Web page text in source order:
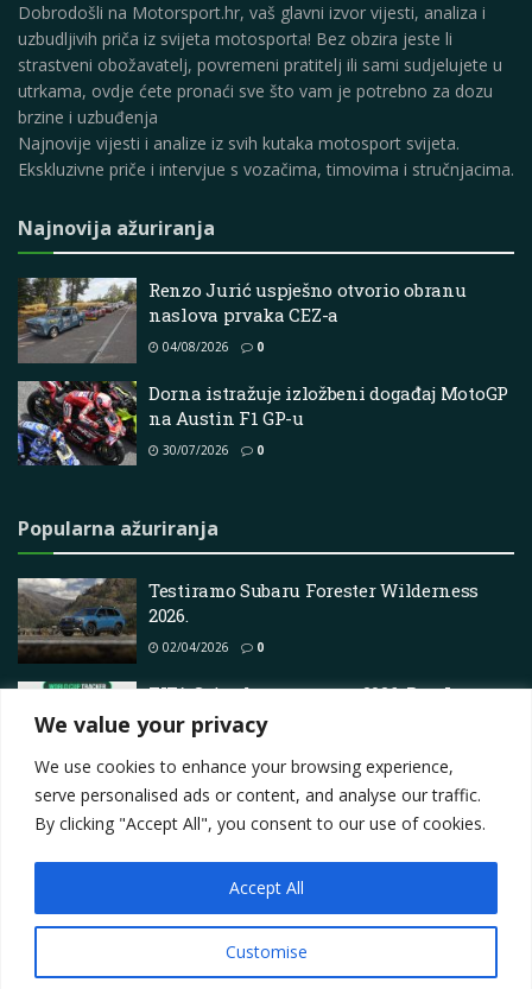
We value your privacy
We use cookies to enhance your browsing experience,
serve personalised ads or content, and analyse our traffic.
By clicking "Accept All", you consent to our use of cookies.
Customise
Accept All
Dobrodošli na Motorsport.hr, vaš glavni izvor vijesti, analiza i
uzbudljivih priča iz svijeta motosporta! Bez obzira jeste li
strastveni obožavatelj, povremeni pratitelj ili sami sudjelujete u
utrkama, ovdje ćete pronaći sve što vam je potrebno za dozu
brzine i uzbuđenja
Najnovije vijesti i analize iz svih kutaka motosport svijeta.
Ekskluzivne priče i intervjue s vozačima, timovima i stručnjacima.
Najnovija ažuriranja
Renzo Jurić uspješno otvorio obranu
naslova prvaka CEZ-a
04/08/2026 0
Dorna istražuje izložbeni događaj MotoGP
na Austin F1 GP-u
30/07/2026 0
Popularna ažuriranja
Testiramo Subaru Forester Wilderness
2026.
02/04/2026 0
FIFA Svjetsko prvenstvo 2026: Put Japana
do osmine finala
Contact
Privacy Policy
Terms Marketing i oglašavanje